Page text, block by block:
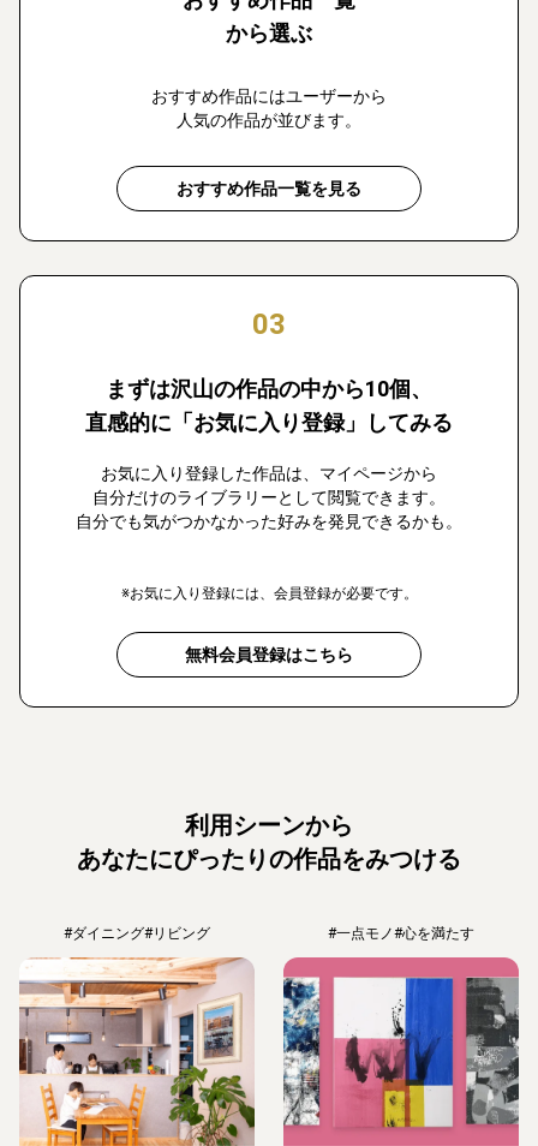
から選ぶ
おすすめ作品にはユーザーから
人気の作品が並びます。
おすすめ作品一覧を見る
03
まずは沢山の作品の中から10個、
直感的に「お気に入り登録」してみる
お気に入り登録した作品は、マイページから
自分だけのライブラリーとして閲覧できます。
自分でも気がつかなかった好みを発見できるかも。
※お気に入り登録には、会員登録が必要です。
無料会員登録はこちら
利用シーンから
あなたにぴったりの作品をみつける
#ダイニング#リビング #一点モノ#心を満たす